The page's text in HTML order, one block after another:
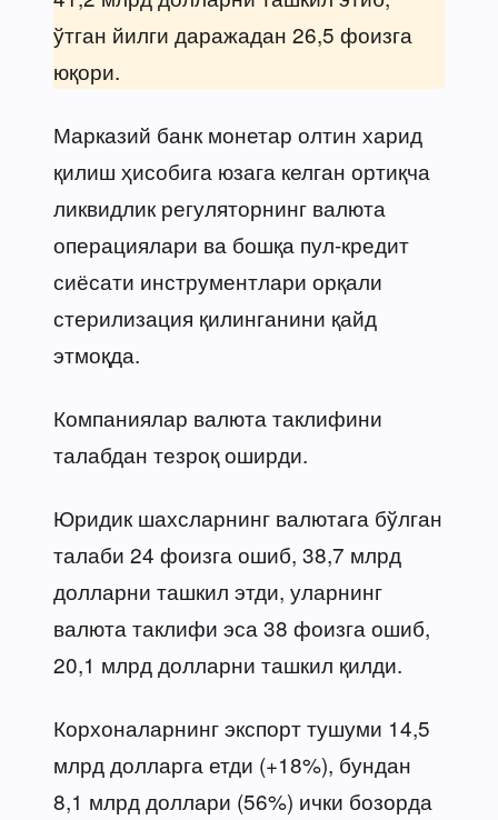
ўтган йилги даражадан 26,5 фоизга
юқори.
Марказий банк монетар олтин харид
қилиш ҳисобига юзага келган ортиқча
ликвидлик регуляторнинг валюта
операциялари ва бошқа пул-кредит
сиёсати инструментлари орқали
стерилизация қилинганини қайд
этмоқда.
Компаниялар валюта таклифини
талабдан тезроқ оширди.
Юридик шахсларнинг валютага бўлган
талаби 24 фоизга ошиб, 38,7 млрд
долларни ташкил этди, уларнинг
валюта таклифи эса 38 фоизга ошиб,
20,1 млрд долларни ташкил қилди.
Корхоналарнинг экспорт тушуми 14,5
млрд долларга етди (+18%), бундан
8,1 млрд доллари (56%) ички бозорда